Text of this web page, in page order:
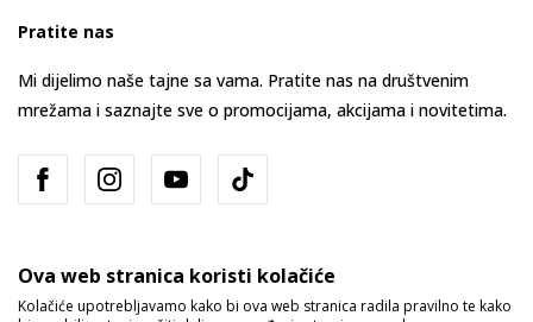
Pratite nas
Mi dijelimo naše tajne sa vama. Pratite nas na društvenim
mrežama i saznajte sve o promocijama, akcijama i novitetima.
Ova web stranica koristi kolačiće
Kolačiće upotrebljavamo kako bi ova web stranica radila pravilno te kako